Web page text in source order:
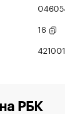
16
РБК